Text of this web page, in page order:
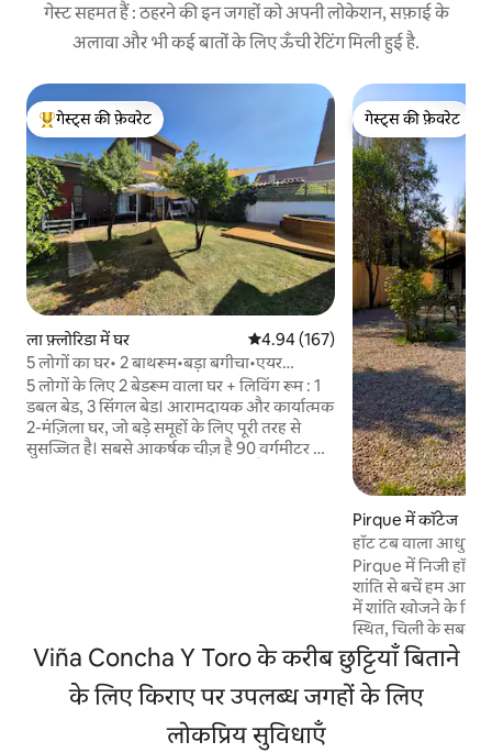
गेस्ट सहमत हैं : ठहरने की इन जगहों को अपनी लोकेशन, सफ़ाई के
अलावा और भी कई बातों के लिए ऊँची रेटिंग मिली हुई है.
गेस्ट्स का टॉप फ़ेवरेट
गेस्ट्स की फ़ेवरेट
ला फ़्लोरिडा में घर औसत रेटिंग 5 में से 4.94, 167 समीक्षाएँ
4.94 (167)
5 लोगों का घर• 2 बाथरूम•बड़ा बगीचा•एयर
कंडीशनर•2 पार्किंग स्थल
5 लोगों के लिए 2 बेडरूम वाला घर + लिविंग रूम : 1
डबल बेड, 3 सिंगल बेड। आरामदायक और कार्यात्मक
2-मंज़िला घर, जो बड़े समूहों के लिए पूरी तरह से
सुसज्जित है। सबसे आकर्षक चीज़ है 90 वर्गमीटर का
गेस्ट्स की फ़ेवरेट
गेस्ट्स की फ़ेवरेट
Pirque में कॉटेज
हॉट टब वाला
Pirque में निजी हॉट
शांति से बचें हम आपको सैंटियागो के पास एक केबिन
में शांति खोजने के लिए
स्थित, चिली के सबसे
और राजसी रियो
मिनटों की दूरी पर,
रिट्रीट प्रदान करता है
Viña Concha Y Toro के करीब छुट्टियाँ बिताने
के लिए किराए पर उपलब्ध जगहों के लिए
लोकप्रिय सुविधाएँ